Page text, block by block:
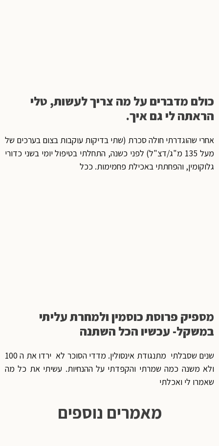
כולם מדברים על מה צריך לעשות, טלי
הראתה לי גם איך.
אחרי שהוגדרתי חולה סכרת (שתי בדיקות עוקבות בצום בערכים של
מעל 135 מ"ג/דצ"ל) לפני כשנה, התחלתי בטיפול יומי בשני כדורי
גלוקומין, והפחתתי באכילת פחמימות. ככל
מספיק פרוסת כוסמין ולמחרת עליתי
במשקל- עכשיו הכל השתנה
שנים שסבלתי מתנגודת אינסולין. מדדי הסוכר לא ירדו את ה 100
ולא משנה כמה שמרתי והקפדתי על ההנחיות. עשיתי את כל מה
שאמרו לי ואכלתי
מאמרים נוספים